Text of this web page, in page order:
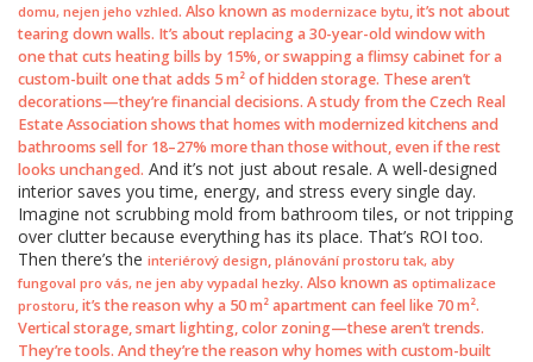
domu, nejen jeho vzhled. Also known as modernizace bytu, it’s not about
tearing down walls. It’s about replacing a 30-year-old window with
one that cuts heating bills by 15%, or swapping a flimsy cabinet for a
custom-built one that adds 5 m² of hidden storage. These aren’t
decorations—they’re financial decisions. A study from the Czech Real
Estate Association shows that homes with modernized kitchens and
bathrooms sell for 18–27% more than those without, even if the rest
looks unchanged. And it’s not just about resale. A well-designed
interior saves you time, energy, and stress every single day.
Imagine not scrubbing mold from bathroom tiles, or not tripping
over clutter because everything has its place. That’s ROI too.
Then there’s the interiérový design, plánování prostoru tak, aby
fungoval pro vás, ne jen aby vypadal hezky. Also known as optimalizace
prostoru, it’s the reason why a 50 m² apartment can feel like 70 m².
Vertical storage, smart lighting, color zoning—these aren’t trends.
They’re tools. And they’re the reason why homes with custom-built